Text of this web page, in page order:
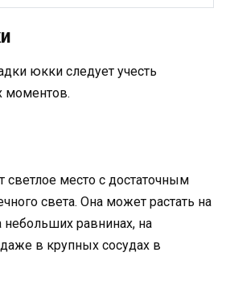
юкки следует учесть
моментов.
светлое место с достаточным
света. Она может растать на
равнинах, на
в крупных сосудах в